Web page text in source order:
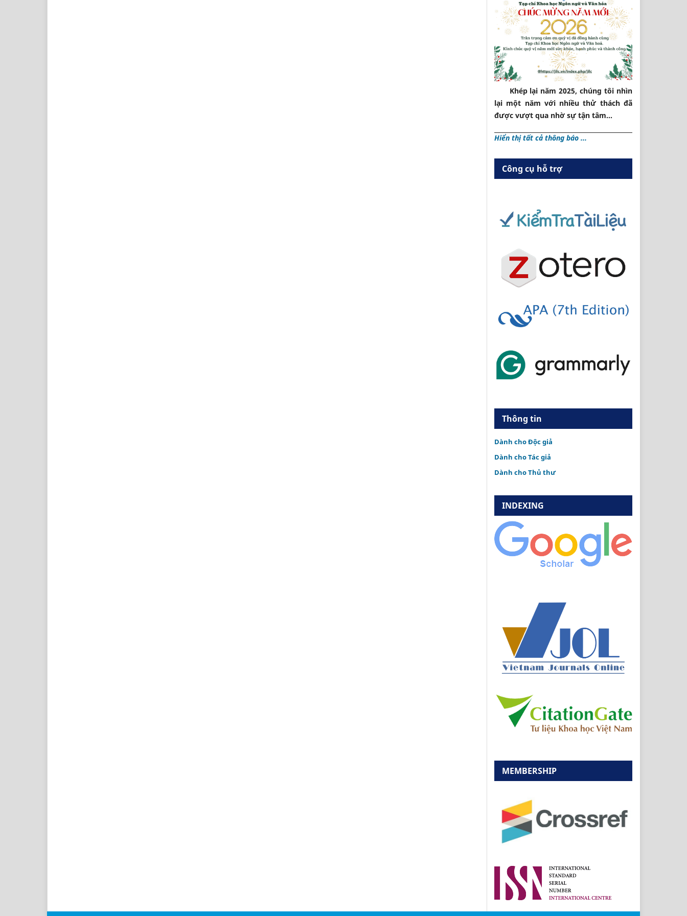
Khép lại năm 2025, chúng tôi nhìn
lại một năm với nhiều thử thách đã
được vượt qua nhờ sự tận tâm...
Hiển thị tất cả thông báo ...
Công cụ hỗ trợ
Thông tin
Dành cho Độc giả
Dành cho Tác giả
Dành cho Thủ thư
INDEXING
MEMBERSHIP